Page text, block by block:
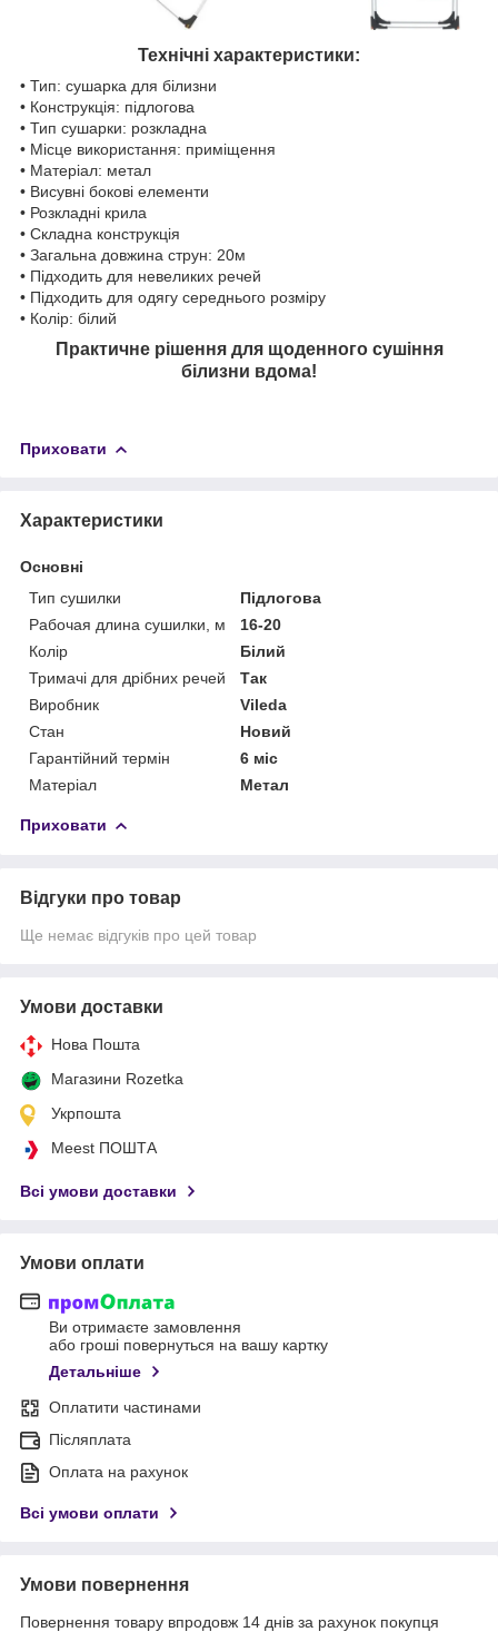
Технічні характеристики:
• Тип: сушарка для білизни
• Конструкція: підлогова
• Тип сушарки: розкладна
• Місце використання: приміщення
• Матеріал: метал
• Висувні бокові елементи
• Розкладні крила
• Складна конструкція
• Загальна довжина струн: 20м
• Підходить для невеликих речей
• Підходить для одягу середнього розміру
• Колір: білий
Практичне рішення для щоденного сушіння
білизни вдома!
Приховати
Характеристики
Основні
Тип сушилки
Підлогова
Рабочая длина сушилки, м
16-20
Колір
Білий
Тримачі для дрібних речей
Так
Виробник
Vileda
Стан
Новий
Гарантійний термін
6 міс
Матеріал
Метал
Приховати
Відгуки про товар
Ще немає відгуків про цей товар
Умови доставки
Нова Пошта
Магазини Rozetka
Укрпошта
Meest ПОШТА
Всі умови доставки
Умови оплати
Ви отримаєте замовлення
або гроші повернуться на вашу картку
Детальніше
Оплатити частинами
Післяплата
Оплата на рахунок
Всі умови оплати
Умови повернення
Повернення товару впродовж 14 днів за рахунок покупця